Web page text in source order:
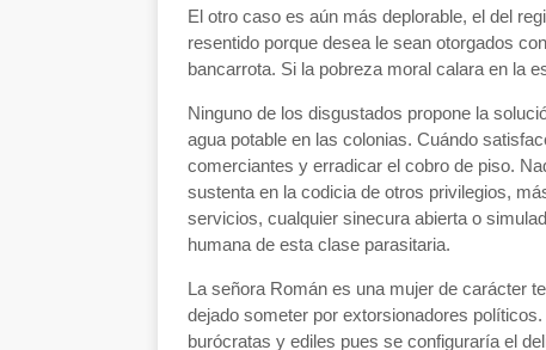
El otro caso es aún más deplorable, el del
resentido porque desea le sean otorgados
bancarrota. Si la pobreza moral calara en la
Ninguno de los disgustados propone la
agua potable en las colonias. Cuándo
comerciantes y erradicar el cobro de piso.
sustenta en la codicia de otros privilegios,
servicios, cualquier sinecura abierta o
humana de esta clase parasitaria.
La señora Román es una mujer de carácter
dejado someter por extorsionadores
burócratas y ediles pues se configuraría el